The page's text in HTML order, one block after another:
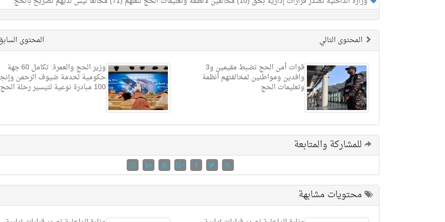
المحتوى المحتوى التالي
وزير الحج والعمرة: تكامل 60 جهة
حكومية لخدمة ضيوف الرحمن
100 مبادرة نوعية لتيسير رحلة الحج
قوات أمن الحج تضبط مقيمين و3
وافدين ومواطنين لمخالفتهم أنظمة
وتعليمات الحج
للمشاركة والمتابعة
محتويات مشابهة